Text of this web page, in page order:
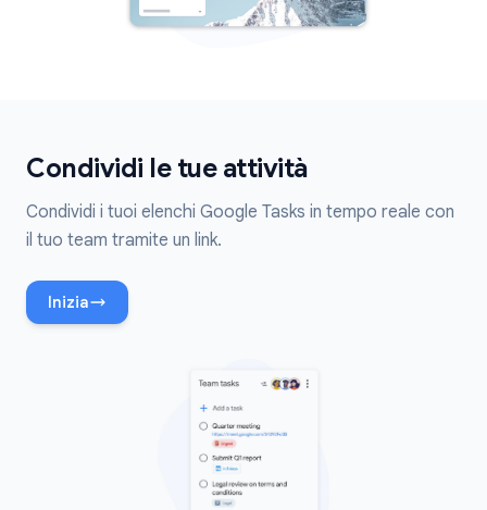
Condividi le tue attività
Condividi i tuoi elenchi Google Tasks in tempo reale con
il tuo team tramite un link.
Inizia